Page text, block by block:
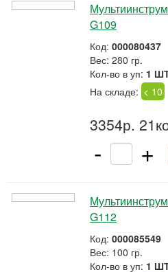
G109
Код: 000080437
Вес: 280 гр.
Кол-во в уп: 1
На складе: < 10
3354р.
- +
G112
Код: 000085549
Вес: 100 гр.
Кол-во в уп: 1